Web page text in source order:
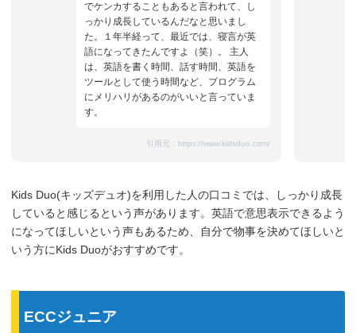
でケンカすることもあると言われて、し
っかり成長しているんだなと思いまし
た。１年半経って、最近では、寝言が英
語になってきたんですよ（笑）。 主人
は、英語を書く時間、話す時間、英語を
ツールとして使う時間など、プログラム
にメリハリがあるのがいいと言っていま
す。
引用元： https://www.kidsduo.com/
Kids Duo(キッズデュオ)を利用した人の口コミでは、しっかり成長
していると感じるという声があります。英語で意思表示できるよう
になってほしいという声もあるため、自分で物事を決めてほしいと
いう方にKids Duoがおすすめです。
ECCジュニア